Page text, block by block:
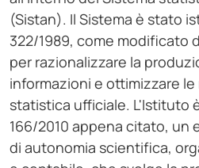
(Sistan). Il Sistema è stato
322/1989, come modificato
per razionalizzare la
informazioni e ottimizzare
statistica ufficiale. L'Istituto
166/2010 appena citato,
di autonomia scientifica,